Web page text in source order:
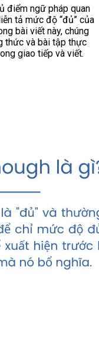
điểm ngữ pháp quan
tả mức độ “đủ” của
bài viết này, chúng
thức và bài tập thực
giao tiếp và viết.